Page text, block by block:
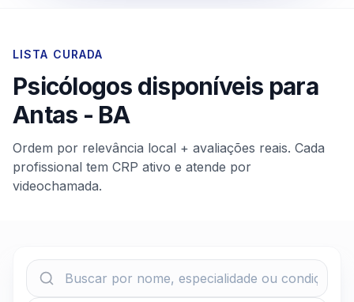
LISTA CURADA
Psicólogos disponíveis para
Antas - BA
Ordem por relevância local + avaliações reais. Cada
profissional tem CRP ativo e atende por
videochamada.